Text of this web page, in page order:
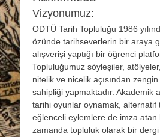
Vizyonumuz:
ODTÜ Tarih Topluluğu 1986
özünde tarihseverlerin bir araya
alışverişi yaptığı bir öğrenci
Topluluğumuz söyleşiler,
nitelik ve nicelik açısından
sahipliği yapmaktadır. Akademik
tarihi oyunlar oynamak, alternatif
eğlenceli eylemlere de imza atan
zamanda topluluk olarak bir dergi